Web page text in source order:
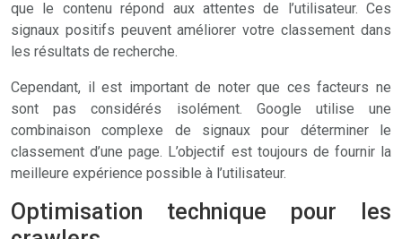
que le contenu répond aux attentes de l’utilisateur. Ces
signaux positifs peuvent améliorer votre classement dans
les résultats de recherche.
Cependant, il est important de noter que ces facteurs ne
sont pas considérés isolément. Google utilise une
combinaison complexe de signaux pour déterminer le
classement d’une page. L’objectif est toujours de fournir la
meilleure expérience possible à l’utilisateur.
Optimisation technique pour les